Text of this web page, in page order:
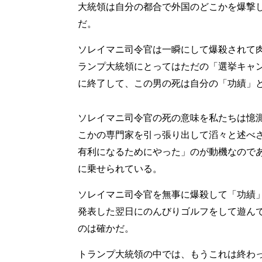
大統領は自分の都合で外国のどこかを爆撃
だ。
ソレイマニ司令官は一瞬にして爆殺され
ランプ大統領にとってはただの「選挙キャ
に終了して、この男の死は自分の「功績」
ソレイマニ司令官の死の意味を私たちは
こかの専門家を引っ張り出して滔々と述
有利になるためにやった」のが動機なので
に乗せられている。
ソレイマニ司令官を無事に爆殺して「功
発表した翌日にのんびりゴルフをして遊ん
のは確かだ。
トランプ大統領の中では、もうこれは終わ